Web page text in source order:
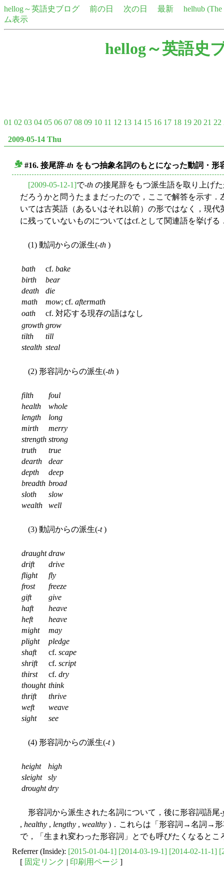
hellog～英語史ブログ 前の日 次の日 最新
helhub
ム表示
hellog～英語史
01 02 03 04 05 06 07 08 09 10 11 12 13 14 15 16 17 18 19 20 21 22
2009-05-14 Thu
#16. 接尾辞-th をもつ抽象名詞のもとになった動詞・形
[2009-05-12-1]で-th の接尾辞をもつ派生語を取り上げ
だろうかと問うたままだったので，ここで解答を示す
いては古英語（あるいはそれ以前）の形ではなく，現
に残っていないものについてはcf.として関連語を挙げる
(1) 動詞からの派生(-th )
bath cf. bake
birth
bear
death
die
math
mow; cf. aftermath
oath
cf. 対応する現存の語はなし
growth grow
tilth
till
stealth steal
(2) 形容詞からの派生(-th )
filth
foul
health
whole
length
long
mirth
merry
strength strong
truth
true
dearth
dear
depth
deep
breadth broad
sloth
slow
wealth
well
(3) 動詞からの派生(-t)
draught draw
drift
drive
flight
fly
frost
freeze
gift
give
haft
heave
heft
heave
might
may
plight
pledge
shaft
cf. scape
shrift
cf. script
thirst
cf. dry
thought think
thrift
thrive
weft
weave
sight
see
(4) 形容詞からの派生(-t)
height
high
sleight
sly
drought dry
形容詞から派生された名詞について，後に形容詞語尾-
, healthy , lengthy , wealthy )．これらは「形容詞→名詞→形
で，「生まれ変わった形容詞」とでも呼びたくなるとこ
Referrer (Inside): [2015-01-04-1] [2014-03-19-1] [2014-02-11-1]
[ 固定リンク | 印刷用ページ ]